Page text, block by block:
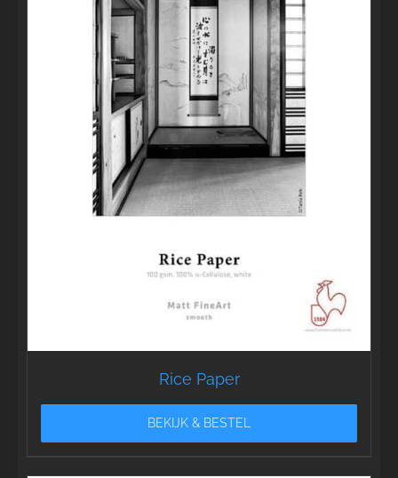
Rice Paper
BEKIJK & BESTEL